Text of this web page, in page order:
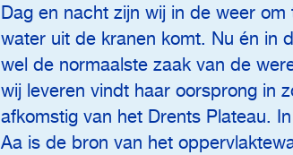
Dag en nacht zijn wij in de weer
water uit de kranen komt. Nu én in
wel de normaalste zaak van de
wij leveren vindt haar oorsprong in
afkomstig van het Drents Plateau.
Aa is de bron van het